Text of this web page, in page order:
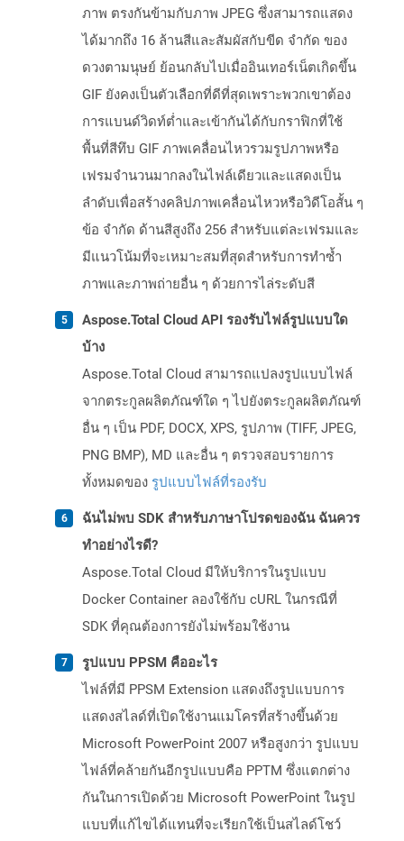
ภาพ ตรงกันข้ามกับภาพ JPEG ซึ่งสามารถแสดง
ได้มากถึง 16 ล้านสีและสัมผัสกับขีด จำกัด ของ
ดวงตามนุษย์ ย้อนกลับไปเมื่ออินเทอร์เน็ตเกิดขึ้น
GIF ยังคงเป็นตัวเลือกที่ดีที่สุดเพราะพวกเขาต้อง
การแบนด์วิดท์ต่ำและเข้ากันได้กับกราฟิกที่ใช้
พื้นที่สีทึบ GIF ภาพเคลื่อนไหวรวมรูปภาพหรือ
เฟรมจำนวนมากลงในไฟล์เดียวและแสดงเป็น
ลำดับเพื่อสร้างคลิปภาพเคลื่อนไหวหรือวิดีโอสั้น ๆ
ข้อ จำกัด ด้านสีสูงถึง 256 สำหรับแต่ละเฟรมและ
มีแนวโน้มที่จะเหมาะสมที่สุดสำหรับการทำซ้ำ
ภาพและภาพถ่ายอื่น ๆ ด้วยการไล่ระดับสี
Aspose.Total Cloud API รองรับไฟล์รูปแบบใด
บ้าง
Aspose.Total Cloud สามารถแปลงรูปแบบไฟล์
จากตระกูลผลิตภัณฑ์ใด ๆ ไปยังตระกูลผลิตภัณฑ์
อื่น ๆ เป็น PDF, DOCX, XPS, รูปภาพ (TIFF, JPEG,
PNG BMP), MD และอื่น ๆ ตรวจสอบรายการ
ทั้งหมดของ รูปแบบไฟล์ที่รองรับ
ฉันไม่พบ SDK สำหรับภาษาโปรดของฉัน ฉันควร
ทำอย่างไรดี?
Aspose.Total Cloud มีให้บริการในรูปแบบ
Docker Container ลองใช้กับ cURL ในกรณีที่
SDK ที่คุณต้องการยังไม่พร้อมใช้งาน
รูปแบบ PPSM คืออะไร
ไฟล์ที่มี PPSM Extension แสดงถึงรูปแบบการ
แสดงสไลด์ที่เปิดใช้งานแมโครที่สร้างขึ้นด้วย
Microsoft PowerPoint 2007 หรือสูงกว่า รูปแบบ
ไฟล์ที่คล้ายกันอีกรูปแบบคือ PPTM ซึ่งแตกต่าง
กันในการเปิดด้วย Microsoft PowerPoint ในรูป
แบบที่แก้ไขได้แทนที่จะเรียกใช้เป็นสไลด์โชว์